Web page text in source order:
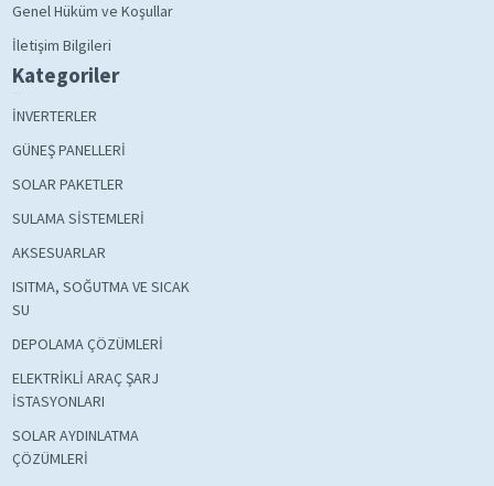
Genel Hüküm ve Koşullar
İletişim Bilgileri
Kategoriler
İNVERTERLER
GÜNEŞ PANELLERİ
SOLAR PAKETLER
SULAMA SİSTEMLERİ
AKSESUARLAR
ISITMA, SOĞUTMA VE SICAK
SU
DEPOLAMA ÇÖZÜMLERİ
ELEKTRİKLİ ARAÇ ŞARJ
İSTASYONLARI
SOLAR AYDINLATMA
ÇÖZÜMLERİ